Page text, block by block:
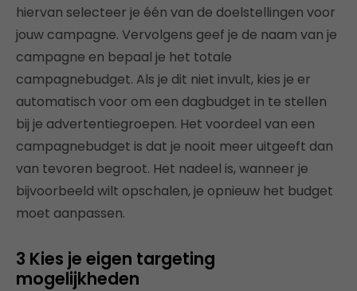
hiervan selecteer je één van de doelstellingen voor
jouw campagne. Vervolgens geef je de naam van je
campagne en bepaal je het totale
campagnebudget. Als je dit niet invult, kies je er
automatisch voor om een dagbudget in te stellen
bij je advertentiegroepen. Het voordeel van een
campagnebudget is dat je nooit meer uitgeeft dan
van tevoren begroot. Het nadeel is, wanneer je
bijvoorbeeld wilt opschalen, je opnieuw het budget
moet aanpassen.
3 Kies je eigen targeting
mogelijkheden